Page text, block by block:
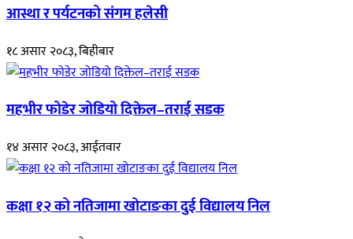
आस्था र पर्यटनको संगम हलेसी
१८ असार २०८३, बिहीबार
महभीर फोडेर जोडियो दिक्तेल–तराई सडक
१४ असार २०८३, आईतवार
कक्षा १२ को नतिजामा खोटाङका दुई विद्यालय निल